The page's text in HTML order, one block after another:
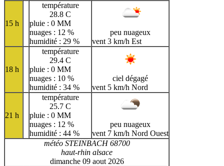
15 h
température
28.8 C
pluie : 0 MM
nuages : 12 %
humidité : 29 %
peu nuageux
vent 3 km/h Est
18 h
température
29.4 C
pluie : 0 MM
nuages : 10 %
humidité : 34 %
ciel dégagé
vent 5 km/h Nord
21 h
température
25.7 C
pluie : 0 MM
nuages : 12 %
humidité : 44 %
peu nuageux
vent 7 km/h Nord Ouest
météo STEINBACH 68700
haut-rhin alsace
dimanche 09 aout 2026